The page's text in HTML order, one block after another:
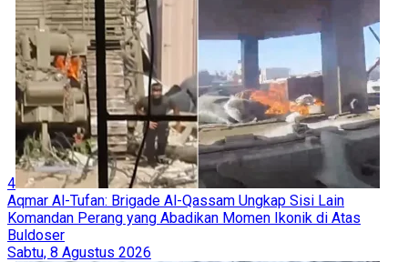
4
Aqmar Al-Tufan: Brigade Al-Qassam Ungkap Sisi Lain
Komandan Perang yang Abadikan Momen Ikonik di Atas
Buldoser
Sabtu, 8 Agustus 2026